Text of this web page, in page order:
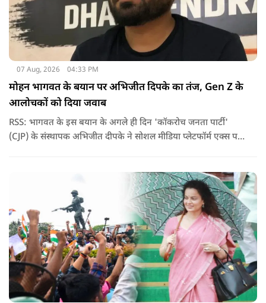
07 Aug, 2026 04:33 PM
मोहन भागवत के बयान पर अभिजीत दिपके का तंज, Gen Z के
आलोचकों को दिया जवाब
RSS: भागवत के इस बयान के अगले ही दिन 'कॉकरोच जनता पार्टी'
(CJP) के संस्थापक अभिजीत दीपके ने सोशल मीडिया प्लेटफॉर्म एक्स पर